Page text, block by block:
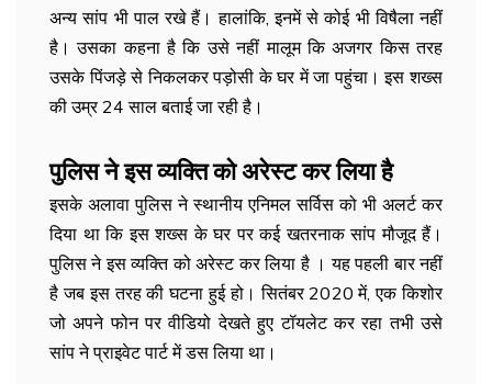
अन्य सांप भी पाल रखे हैं। हालांकि, इनमें से कोई भी विषैला नहीं
है। उसका कहना है कि उसे नहीं मालूम कि अजगर किस तरह
उसके पिंजड़े स‍े निकलकर पड़ोसी के घर में जा पहुंचा। इस शख्‍स
की उम्र 24 साल बताई जा रही है।
पुलिस ने इस व्यक्ति को अरेस्ट कर लिया है
इसके अलावा पुलिस ने स्थानीय एनिमल सर्विस को भी अलर्ट कर
दिया था कि इस शख्स के घर पर कई खतरनाक सांप मौजूद हैं।
पुलिस ने इस व्यक्ति को अरेस्ट कर लिया है । यह पहली बार नहीं
है जब इस तरह की घटना हुई हो। सितंबर 2020 में, एक किशोर
जो अपने फोन पर वीडियो देखते हुए टॉयलेट कर रहा तभी उसे
सांप ने प्राइवेट पार्ट में डस लिया था।